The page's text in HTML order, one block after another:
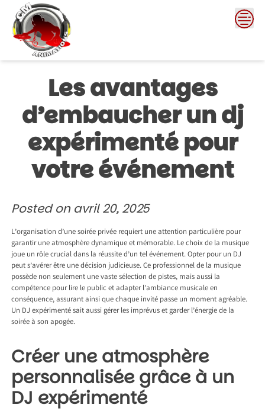
content
Les avantages
d’embaucher un dj
expérimenté pour
votre événement
Posted on avril 20, 2025
L’organisation d’une soirée privée requiert une attention particulière pour
garantir une atmosphère dynamique et mémorable. Le choix de la musique
joue un rôle crucial dans la réussite d’un tel événement. Opter pour un DJ
peut s’avérer être une décision judicieuse. Ce professionnel de la musique
possède non seulement une vaste sélection de pistes, mais aussi la
compétence pour lire le public et adapter l’ambiance musicale en
conséquence, assurant ainsi que chaque invité passe un moment agréable.
Un DJ expérimenté sait aussi gérer les imprévus et garder l’énergie de la
soirée à son apogée.
Créer une atmosphère
personnalisée grâce à un
DJ expérimenté